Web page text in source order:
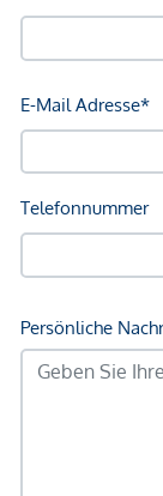
Bäckerei <125m
Geldautomat
Bank <300m
Post <325m
Verkehr
Bus <100m